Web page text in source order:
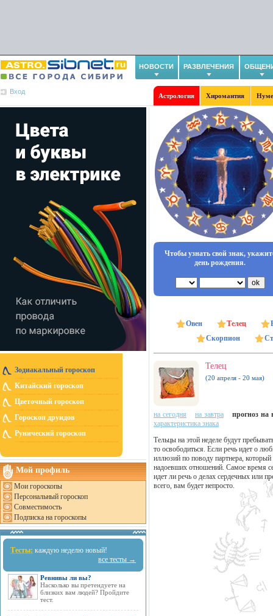
НОВОСТИ РАЗВЛЕЧЕНИЯ
Вход
Астрология Хиромантия
Зодиакальный гороскоп
Китайский гороскоп
Цветочный гороскоп
Гороскоп друидов
Рунический гороскоп
Мой профиль
Мои гороскопы
Персональный гороскоп
Совместимость
Подписка на гороскопы
Тесты: каждую неделю новый!
все тесты →
Ревнивы ли вы?
Насколько вы претендуете на
близких вам людей? Пройдите
тест.
Чтобы узнать свой знак,
день рождения.
Овен Телец
Скорпион
Телец
(20 апреля - 20 мая)
на сегодня на завтра
прогноз на
характеристика знака
Тельцы на этой неделе будут
то освободиться. Если речь идет о
иллюзий по поводу партнера,
надоевших отношений. Самое время
идет ли речь о делах сердечных или
всего, вам будет непросто.